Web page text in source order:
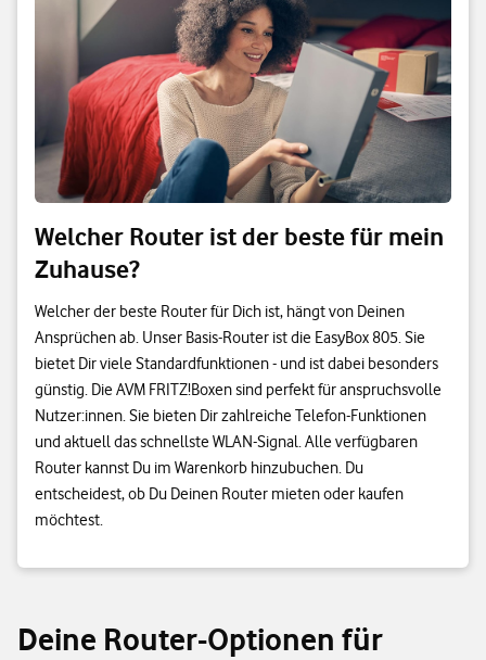
Welcher Router ist der beste für mein
Zuhause?
Welcher der beste Router für Dich ist, hängt von Deinen
Ansprüchen ab. Unser Basis-Router ist die EasyBox 805. Sie
bietet Dir viele Standardfunktionen - und ist dabei besonders
günstig. Die AVM FRITZ!Boxen sind perfekt für anspruchsvolle
Nutzer:innen. Sie bieten Dir zahlreiche Telefon-Funktionen
und aktuell das schnellste WLAN-Signal. Alle verfügbaren
Router kannst Du im Warenkorb hinzubuchen. Du
entscheidest, ob Du Deinen Router mieten oder kaufen
möchtest.
Deine Router-Optionen für